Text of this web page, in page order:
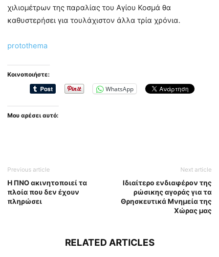
χιλιομέτρων της παραλίας του Αγίου Κοσμά θα
καθυστερήσει για τουλάχιστον άλλα τρία χρόνια.
protothema
Κοινοποιήστε:
WhatsApp
Μου αρέσει αυτό:
Previous article
Η ΠΝΟ ακινητοποιεί τα
πλοία που δεν έχουν
πληρώσει
Next article
Ιδιαίτερο ενδιαφέρον της
ρώσικης αγοράς για τα
Θρησκευτικά Μνημεία της
Χώρας μας
RELATED ARTICLES